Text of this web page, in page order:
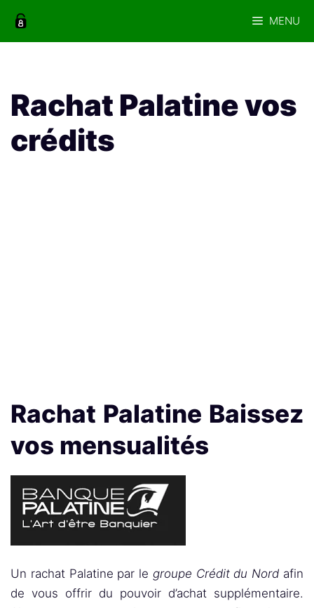
MENU
Rachat Palatine vos
crédits
Rachat Palatine Baissez
vos mensualités
Un rachat Palatine par le groupe Crédit du Nord afin
de vous offrir du pouvoir d’achat supplémentaire.